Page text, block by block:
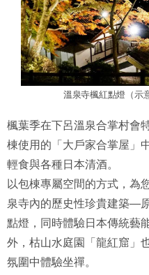
溫泉寺楓紅點燈（示
楓葉季在下呂溫泉合掌村會
棟使用的「大戶家合掌屋」
輕食與各種日本清酒。
以包棟專屬空間的方式，為
泉寺內的歷史性珍貴建築—
點燈，同時體驗日本傳統藝
外，枯山水庭園「龍紅窟」
氛圍中體驗坐禪。